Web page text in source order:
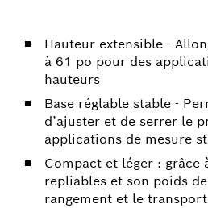
Hauteur extensible -
à 61 po pour des
hauteurs
Base réglable stable -
d’ajuster et de serrer le
applications de mesure
Compact et léger : grâce
repliables et son poids
rangement et le transport